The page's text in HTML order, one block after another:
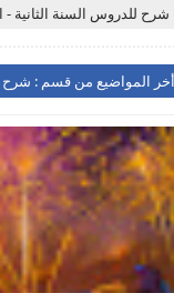
شرح للدروس السنة الثانية -
أخر المواضيع من قسم : شرح